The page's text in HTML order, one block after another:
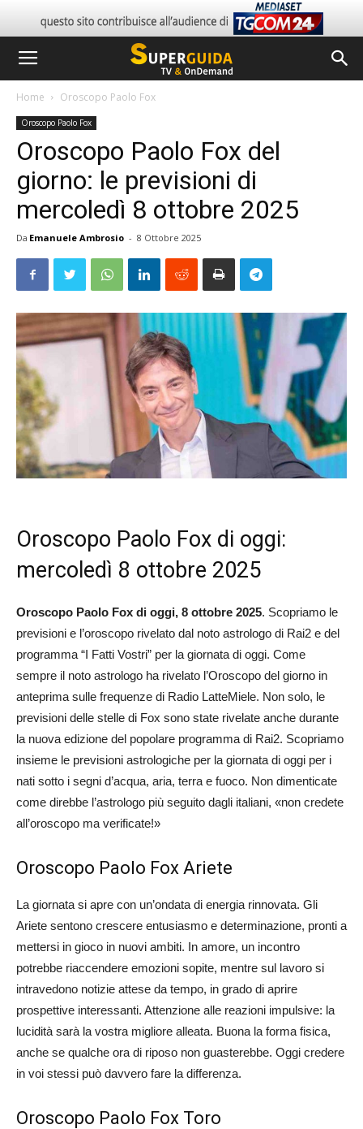
Home Oroscopo Paolo Fox
Oroscopo Paolo Fox
Oroscopo Paolo Fox del
giorno: le previsioni di
mercoledì 8 ottobre 2025
Da Emanuele Ambrosio - 8 Ottobre 2025
Oroscopo Paolo Fox di oggi:
mercoledì 8 ottobre 2025
Oroscopo Paolo Fox di oggi, 8 ottobre 2025. Scopriamo le
previsioni e l’oroscopo rivelato dal noto astrologo di Rai2 e del
programma “I Fatti Vostri” per la giornata di oggi. Come
sempre il noto astrologo ha rivelato l’Oroscopo del giorno in
anteprima sulle frequenze di Radio LatteMiele. Non solo, le
previsioni delle stelle di Fox sono state rivelate anche durante
la nuova edizione del popolare programma di Rai2. Scopriamo
insieme le previsioni astrologiche per la giornata di oggi per i
nati sotto i segni d’acqua, aria, terra e fuoco. Non dimenticate
come direbbe l’astrologo più seguito dagli italiani, «non credete
all’oroscopo ma verificate!»
Oroscopo Paolo Fox Ariete
La giornata si apre con un’ondata di energia rinnovata. Gli
Ariete sentono crescere entusiasmo e determinazione, pronti a
mettersi in gioco in nuovi ambiti. In amore, un incontro
potrebbe riaccendere emozioni sopite, mentre sul lavoro si
intravedono notizie attese da tempo, in grado di aprire
prospettive interessanti. Attenzione alle reazioni impulsive: la
lucidità sarà la vostra migliore alleata. Buona la forma fisica,
anche se qualche ora di riposo non guasterebbe. Oggi credere
in voi stessi può davvero fare la differenza.
Oroscopo Paolo Fox Toro